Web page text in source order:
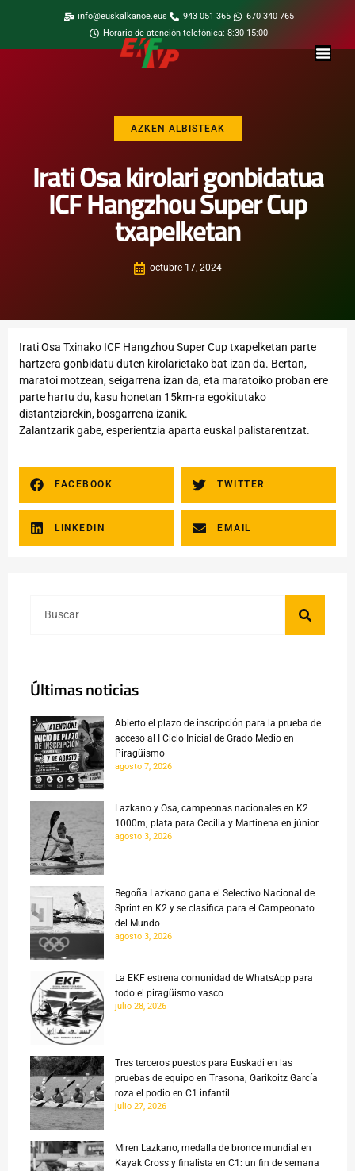
info@euskalkanoe.eus 943 051 365
670 340 765
Horario de atención telefónica: 8:30-15:00
AZKEN ALBISTEAK
Irati Osa kirolari gonbidatua
ICF Hangzhou Super Cup
txapelketan
octubre 17, 2024
Irati Osa Txinako ICF Hangzhou Super Cup txapelketan parte
hartzera gonbidatu duten kirolarietako bat izan da. Bertan,
maratoi motzean, seigarrena izan da, eta maratoiko proban ere
parte hartu du, kasu honetan 15km-ra egokitutako
distantziarekin, bosgarrena izanik.
Zalantzarik gabe, esperientzia aparta euskal palistarentzat.
FACEBOOK TWITTER
LINKEDIN EMAIL
Últimas noticias
Abierto el plazo de inscripción para la prueba de
acceso al I Ciclo Inicial de Grado Medio en
Piragüismo
agosto 7, 2026
Lazkano y Osa, campeonas nacionales en K2
1000m; plata para Cecilia y Martinena en júnior
agosto 3, 2026
Begoña Lazkano gana el Selectivo Nacional de
Sprint en K2 y se clasifica para el Campeonato
del Mundo
agosto 3, 2026
La EKF estrena comunidad de WhatsApp para
todo el piragüismo vasco
julio 28, 2026
Tres terceros puestos para Euskadi en las
pruebas de equipo en Trasona; Garikoitz García
roza el podio en C1 infantil
julio 27, 2026
Miren Lazkano, medalla de bronce mundial en
Kayak Cross y finalista en C1: un fin de semana